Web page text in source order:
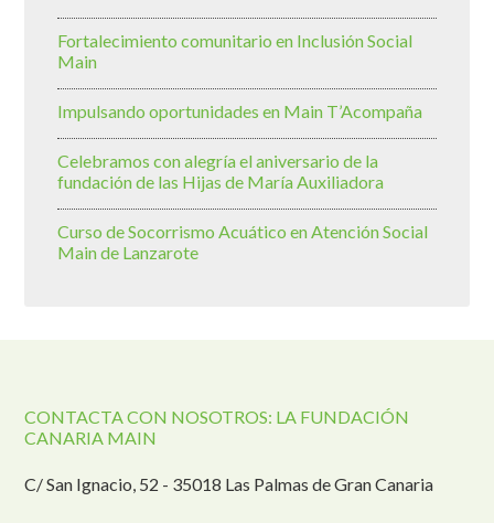
Fortalecimiento comunitario en Inclusión Social
Main
Impulsando oportunidades en Main T’Acompaña
Celebramos con alegría el aniversario de la
fundación de las Hijas de María Auxiliadora
Curso de Socorrismo Acuático en Atención Social
Main de Lanzarote
CONTACTA CON NOSOTROS: LA FUNDACIÓN
CANARIA MAIN
C/ San Ignacio, 52 - 35018 Las Palmas de Gran Canaria